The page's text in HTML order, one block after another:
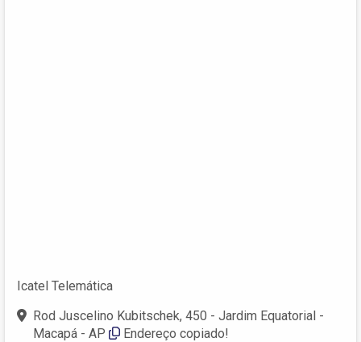
Icatel Telemática
Rod Juscelino Kubitschek, 450 - Jardim Equatorial -
Macapá - AP
Endereço copiado!